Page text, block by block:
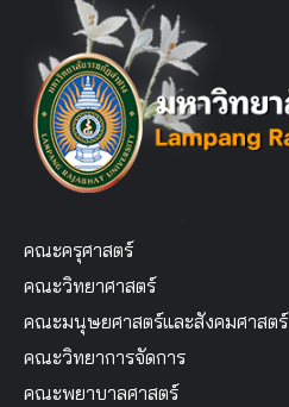
คณะครุศาสตร์
คณะวิทยาศาสตร์
คณะมนุษยศาสตร์และสังคมศาสตร์
คณะวิทยาการจัดการ
คณะพยาบาลศาสตร์